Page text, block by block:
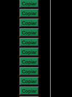
Copiar
Copiar
Copiar
Copiar
Copiar
Copiar
Copiar
Copiar
Copiar
Copiar